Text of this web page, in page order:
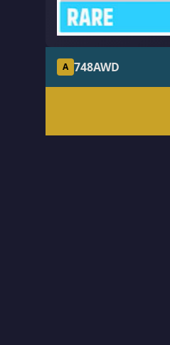
A 748AWD